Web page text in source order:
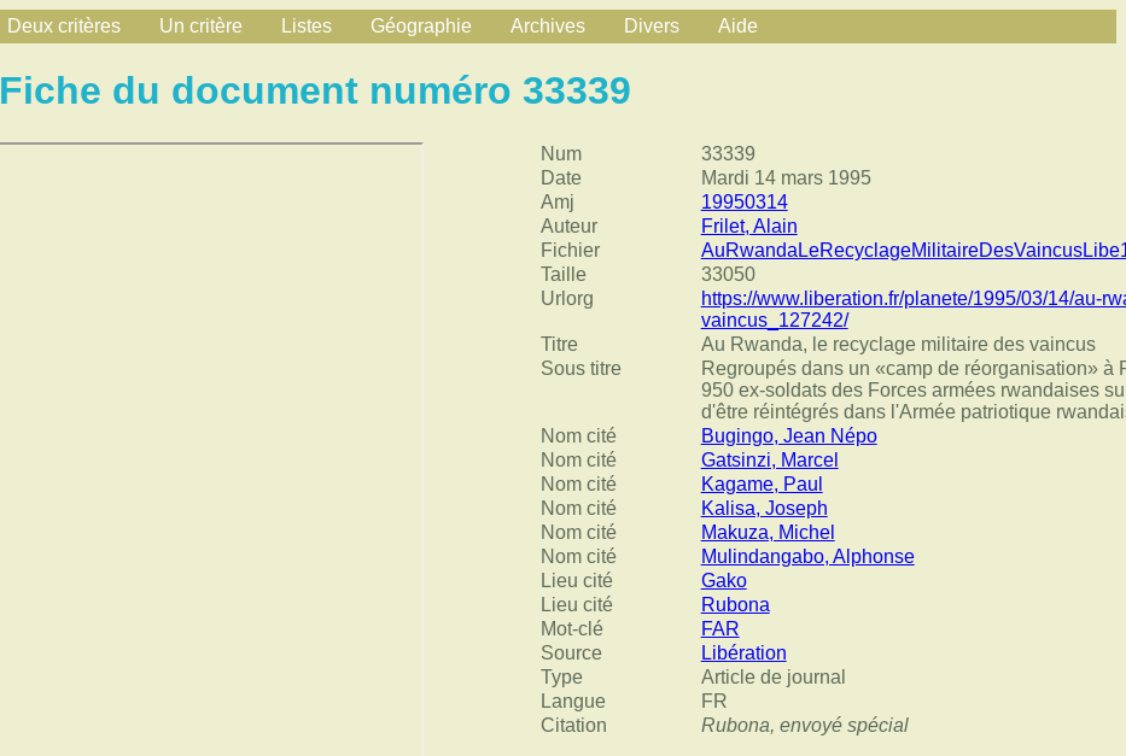
Deux critères Un critère Listes Géographie Archives Divers Aide
Fiche du document numéro 33339
Num
33339
Date
Mardi 14 mars 1995
Amj
19950314
Auteur
Frilet, Alain
Fichier
Taille
33050
Urlorg
https://www.liberation.fr/planete/1995/03/14/au-
vaincus_127242/
Titre
Au Rwanda, le recyclage militaire des vaincus
Sous titre
Regroupés dans un «camp de réorganisation» à
950 ex-soldats des Forces armées rwandaises
d'être réintégrés dans l'Armée patriotique
Nom cité
Bugingo, Jean Népo
Nom cité
Gatsinzi, Marcel
Nom cité
Kagame, Paul
Nom cité
Kalisa, Joseph
Nom cité
Makuza, Michel
Nom cité
Mulindangabo, Alphonse
Lieu cité
Gako
Lieu cité
Rubona
Mot-clé
FAR
Source
Libération
Type
Article de journal
Langue
FR
Citation
Rubona, envoyé spécial